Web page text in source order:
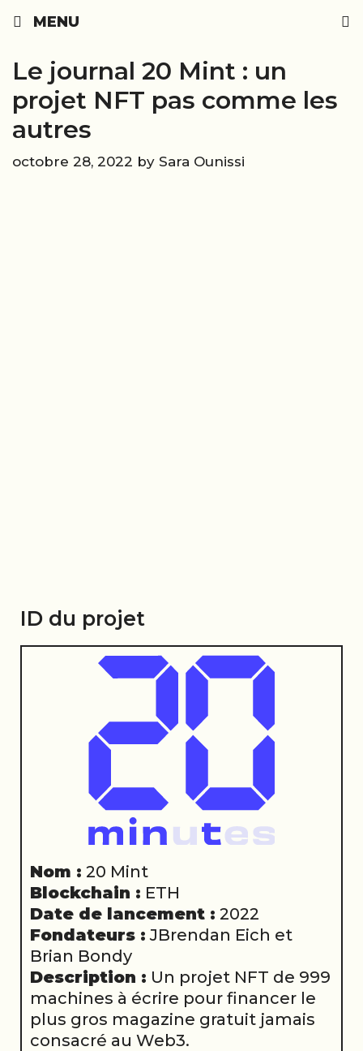
to
MENU
Le journal 20 Mint : un
projet NFT pas comme les
autres
octobre 28, 2022 by Sara Ounissi
ID du projet
Nom : 20 Mint
Blockchain : ETH
Date de lancement : 2022
Fondateurs : JBrendan Eich et
Brian Bondy
Description : Un projet NFT de 999
machines à écrire pour financer le
plus gros magazine gratuit jamais
consacré au Web3.